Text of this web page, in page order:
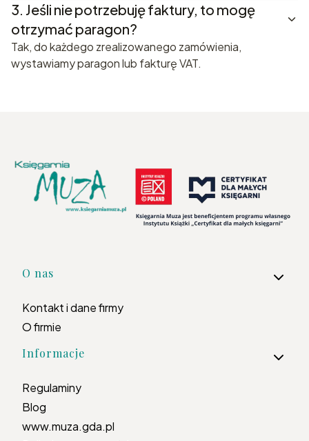
3. Jeśli nie potrzebuję faktury, to mogę
otrzymać paragon?
Tak, do każdego zrealizowanego zamówienia,
wystawiamy paragon lub fakturę VAT.
Linki w stopce
O nas
Kontakt i dane firmy
O firmie
Informacje
Regulaminy
Blog
www.muza.gda.pl